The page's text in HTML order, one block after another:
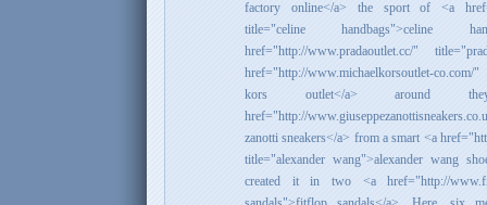
factory online</a> the sport of <a
title="celine handbags">celine
href="http://www.pradaoutlet.cc/"
href="http://www.michaelkorsoutlet-
kors outlet</a> around
href="http://
zanotti sneakers</a> from a smart <a
title="alexander wang">alexander wang
created it in two <a href="http://